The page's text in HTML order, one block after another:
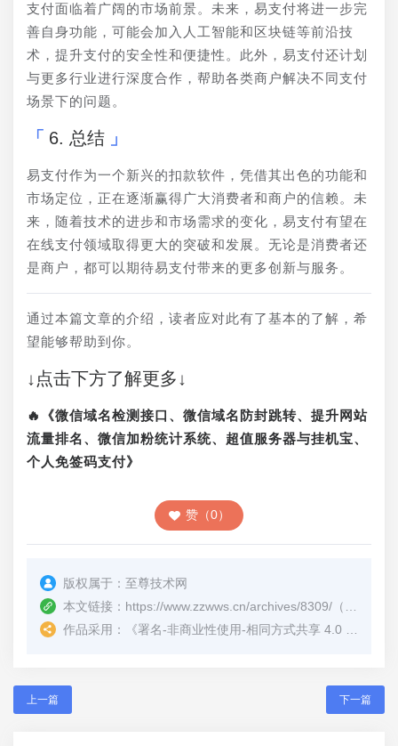
支付面临着广阔的市场前景。未来，易支付将进一步完
善自身功能，可能会加入人工智能和区块链等前沿技
术，提升支付的安全性和便捷性。此外，易支付还计划
与更多行业进行深度合作，帮助各类商户解决不同支付
场景下的问题。
6. 总结
易支付作为一个新兴的扣款软件，凭借其出色的功能和
市场定位，正在逐渐赢得广大消费者和商户的信赖。未
来，随着技术的进步和市场需求的变化，易支付有望在
在线支付领域取得更大的突破和发展。无论是消费者还
是商户，都可以期待易支付带来的更多创新与服务。
通过本篇文章的介绍，读者应对此有了基本的了解，希
望能够帮助到你。
↓点击下方了解更多↓
🔥《微信域名检测接口、微信域名防封跳转、提升网站
流量排名、微信加粉统计系统、超值服务器与挂机宝、
个人免签码支付》
赞（0）
版权属于： 至尊技术网
本文链接： https://www.zzwws.cn/archives/8309/ （转载时请注明本文出处及文章链接）
作品采用：
《署名-非商业性使用-相同方式共享 4.0 国际 (CC BY-NC-SA 4.0)
上一篇 下一篇